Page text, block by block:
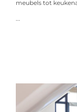
meubels tot
...